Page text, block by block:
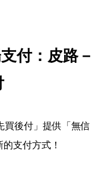
付：皮路－
買後付」提供「無信
支付方式！